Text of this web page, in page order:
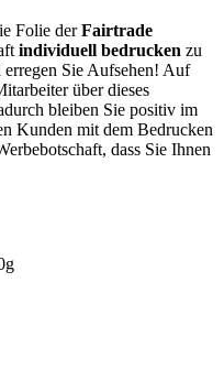
Folie derFairtrade
individuell bedrucken zu
erregen Sie Aufsehen! Auf
über dieses
bleiben Sie positiv im
Kunden mit dem Bedrucken
dass Sie Ihnen